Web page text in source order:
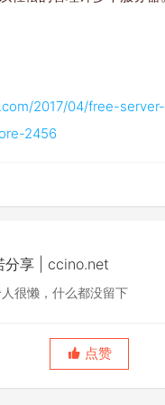
2017/04/free-server-
2456
分享 | ccino.net
很懒，什么都没留下
点赞